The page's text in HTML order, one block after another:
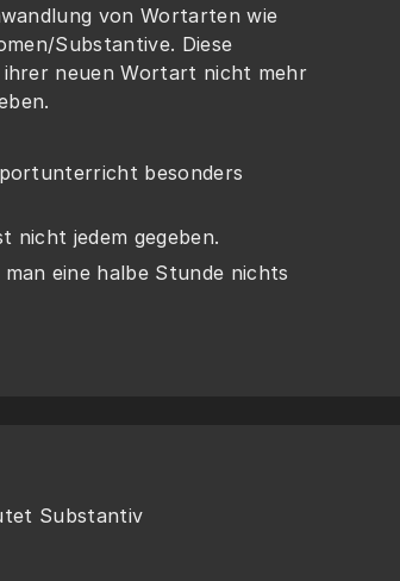
von Wortarten wie
Substantive. Diese
neuen Wortart nicht mehr
besonders
nicht jedem gegeben.
eine halbe Stunde nichts
Substantiv